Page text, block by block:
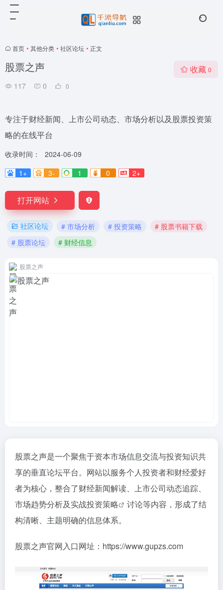
首页 • 其他分类 • 社区论坛 • 正文
股票之声
117 0 0
收藏 0
专注于财经新闻、上市公司动态、市场分析以及股票投资策
略的在线平台
收录时间：
2024-06-09
1+
3- 1 0 2+
打开网站
社区论坛 # 市场分析 # 投资策略
# 股票书籍下载
# 股票论坛
# 财经信息
股票之声
股票之声是一个聚焦于资本市场信息交流与投资知识共
享的垂直论坛平台。网站以服务个人投资者和财经爱好
者为核心，整合了财经新闻解读、上市公司动态追踪、
市场趋势分析及实战投资策略
讨论等内容，形成了结
构清晰、主题明确的信息体系。
股票之声官网入口网址：https://www.gupzs.com